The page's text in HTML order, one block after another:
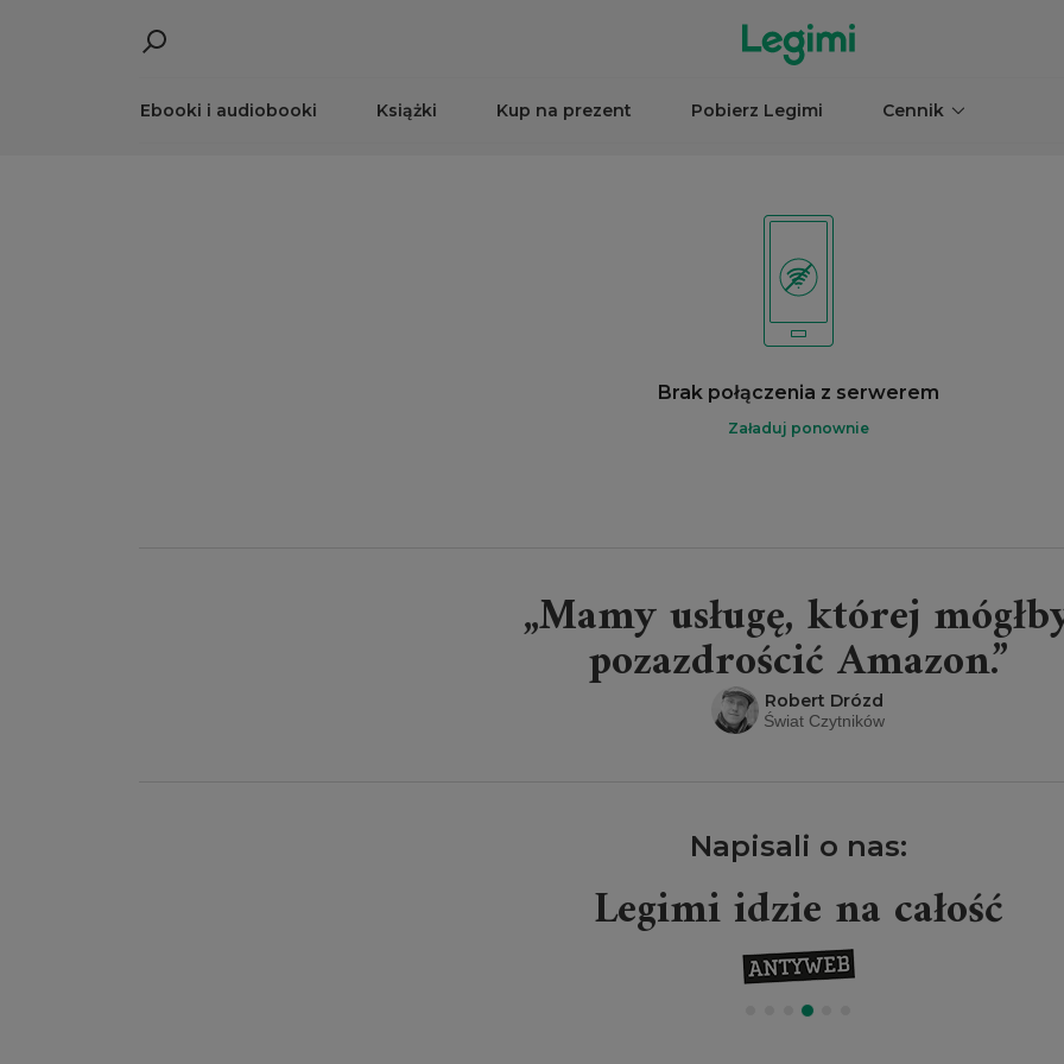
Ebooki i audiobooki Książki Kup na prezent Pobierz Legimi Cennik
Brak połączenia z serwerem
Załaduj ponownie
„Mamy usługę, której
pozazdrościć Amazon.”
Robert Drózd
Świat Czytników
Napisali o nas:
Legimi idzie na całość